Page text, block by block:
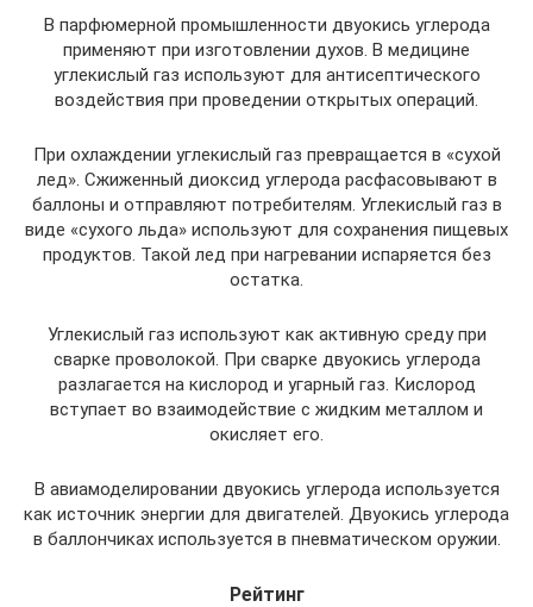
В парфюмерной промышленности двуокись углерода
применяют при изготовлении духов. В медицине
углекислый газ используют для антисептического
воздействия при проведении открытых операций.
При охлаждении углекислый газ превращается в «сухой
лед». Сжиженный диоксид углерода расфасовывают в
баллоны и отправляют потребителям. Углекислый газ в
виде «сухого льда» используют для сохранения пищевых
продуктов. Такой лед при нагревании испаряется без
остатка.
Углекислый газ используют как активную среду при
сварке проволокой. При сварке двуокись углерода
разлагается на кислород и угарный газ. Кислород
вступает во взаимодействие с жидким металлом и
окисляет его.
В авиамоделировании двуокись углерода используется
как источник энергии для двигателей. Двуокись углерода
в баллончиках используется в пневматическом оружии.
Рейтинг